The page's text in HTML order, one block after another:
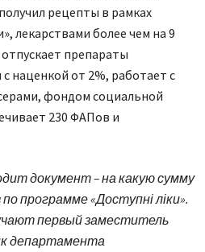
рецепты в рамках
лекарствами более чем на 9
препараты
наценкой от 2%, работает с
фондом социальной
230 ФАПов и
документ – на какую сумму
программе «Доступні ліки».
первый заместитель
департамента